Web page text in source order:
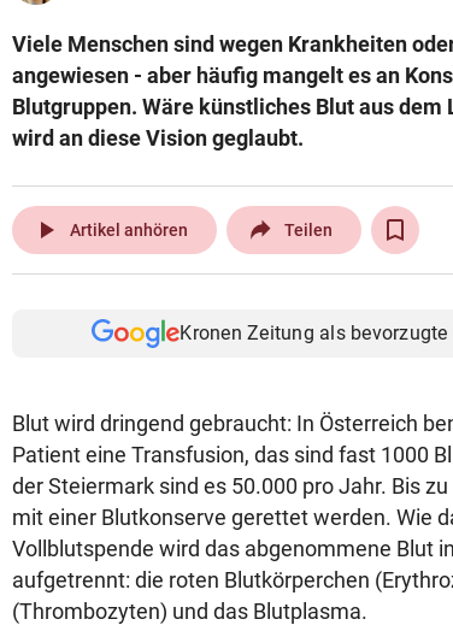
Viele Menschen sind wegen Krankheiten
angewiesen - aber häufig mangelt es an
Blutgruppen. Wäre künstliches Blut aus dem
wird an diese Vision geglaubt.
play_arrow Artikel anhören Teilen
Kronen Zeitung als
Blut wird dringend gebraucht: In Österreich
Patient eine Transfusion, das sind fast 1000
der Steiermark sind es 50.000 pro Jahr. Bis
mit einer Blutkonserve gerettet werden. Wie
Vollblutspende wird das abgenommene Blut
aufgetrennt: die roten Blutkörperchen
(Thrombozyten) und das Blutplasma.